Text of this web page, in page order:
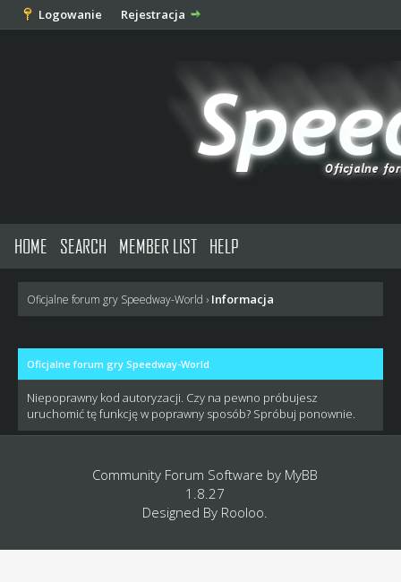
Logowanie Rejestracja
HOME SEARCH MEMBER LIST HELP
Oficjalne forum gry Speedway-World › Informacja
Oficjalne forum gry Speedway-World
Niepoprawny kod autoryzacji. Czy na pewno próbujesz
uruchomić tę funkcję w poprawny sposób? Spróbuj ponownie.
Community Forum Software by MyBB
1.8.27
Designed By Rooloo.